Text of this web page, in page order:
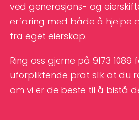
ved generasjons- og
erfaring med både å hjelpe
fra eget eierskap.
Ring oss gjerne på 9173 1089
uforpliktende prat slik at du
om vi er de beste til å bistå